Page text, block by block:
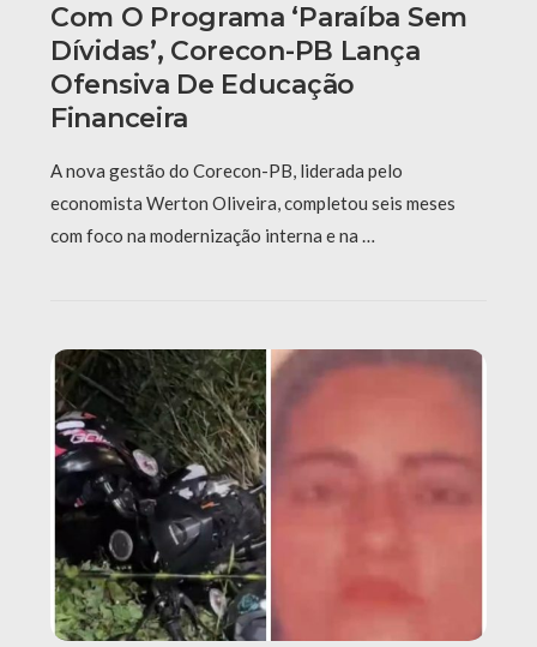
Com O Programa ‘Paraíba Sem
Dívidas’, Corecon-PB Lança
Ofensiva De Educação
Financeira
A nova gestão do Corecon-PB, liderada pelo
economista Werton Oliveira, completou seis meses
com foco na modernização interna e na …